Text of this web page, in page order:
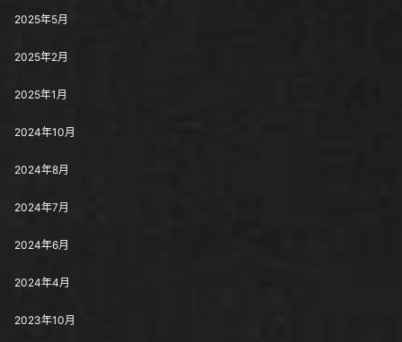
2025年5月
2025年2月
2025年1月
2024年10月
2024年8月
2024年7月
2024年6月
2024年4月
2023年10月